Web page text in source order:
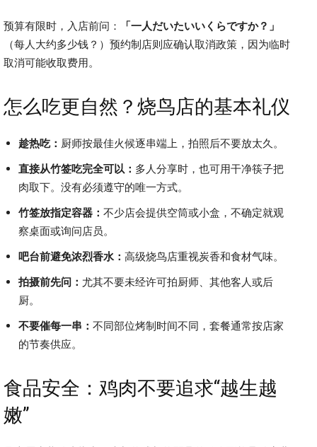
预算有限时，入店前问：
「一人だいたいいくらですか？」
（每人大约多少钱？）预约制店则应确认取消政策，因为临时
取消可能收取费用。
怎么吃更自然？烧鸟店的基本礼仪
趁热吃： 厨师按最佳火候逐串端上，拍照后不要放太久。
直接从竹签吃完全可以： 多人分享时，也可用干净筷子把
肉取下。没有必须遵守的唯一方式。
竹签放指定容器： 不少店会提供空筒或小盒，不确定就观
察桌面或询问店员。
吧台前避免浓烈香水： 高级烧鸟店重视炭香和食材气味。
拍摄前先问： 尤其不要未经许可拍厨师、其他客人或后
厨。
不要催每一串： 不同部位烤制时间不同，套餐通常按店家
的节奏供应。
食品安全：鸡肉不要追求“越生越
嫩”